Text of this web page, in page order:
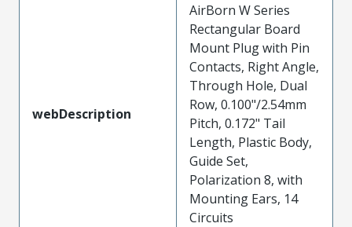
webDescription
AirBorn W Series
Rectangular Board
Mount Plug with Pin
Contacts, Right Angle,
Through Hole, Dual
Row, 0.100"/2.54mm
Pitch, 0.172" Tail
Length, Plastic Body,
Guide Set,
Polarization 8, with
Mounting Ears, 14
Circuits